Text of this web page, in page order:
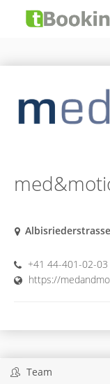
+41 44-401-02-03
https://
Team